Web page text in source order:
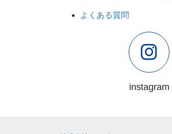
よくある質問
instagram